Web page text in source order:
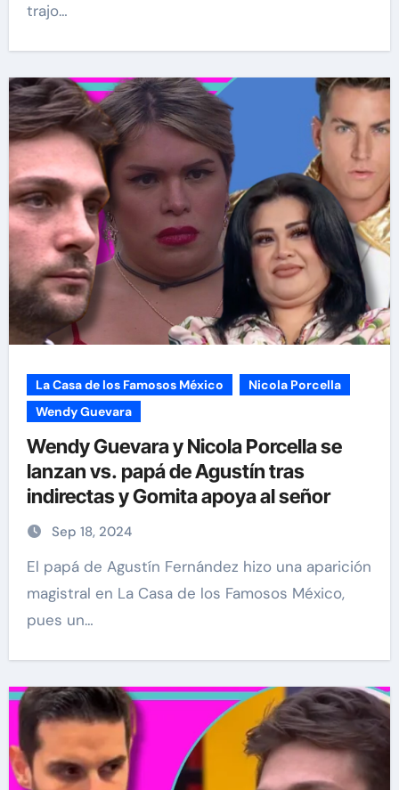
trajo…
La Casa de los Famosos México
Nicola Porcella
Wendy Guevara
Wendy Guevara y Nicola Porcella se
lanzan vs. papá de Agustín tras
indirectas y Gomita apoya al señor
Sep 18, 2024
El papá de Agustín Fernández hizo una aparición
magistral en La Casa de los Famosos México,
pues un…